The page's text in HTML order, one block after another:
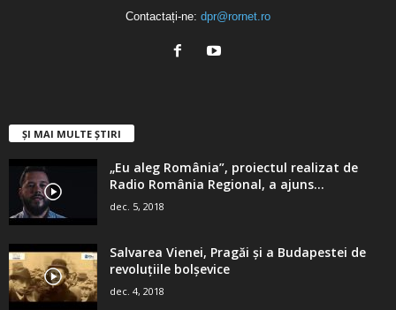
Contactați-ne: dpr@rornet.ro
ȘI MAI MULTE ȘTIRI
„Eu aleg România”, proiectul realizat de
Radio România Regional, a ajuns...
dec. 5, 2018
Salvarea Vienei, Pragăi şi a Budapestei de
revoluţiile bolşevice
dec. 4, 2018